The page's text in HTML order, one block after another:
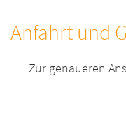
Anfahrt und
Zur genaueren